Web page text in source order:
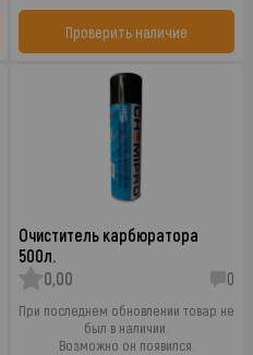
Проверить наличие
Очиститель карбюратора
500л.
0,00
0
При последнем обновлении товар не
был в наличии.
Возможно он появился.